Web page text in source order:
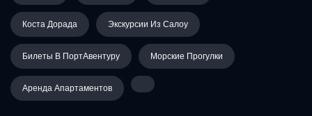
Коста Дорада Экскурсии Из Салоу
Билеты В ПортАвентуру Морские Прогулки
Аренда Апартаментов